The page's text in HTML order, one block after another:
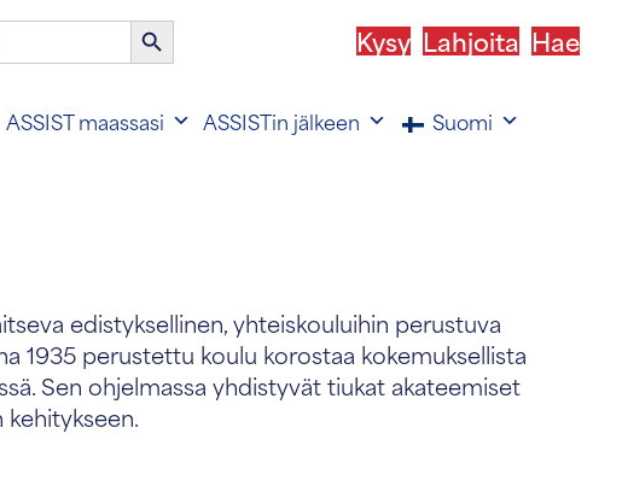
Haku-
painike
Kysy Lahjoita Hae
ASSIST maassasi ASSISTin jälkeen Suomi
edistyksellinen, yhteiskouluihin perustuva
1935 perustettu koulu korostaa kokemuksellista
Sen ohjelmassa yhdistyvät tiukat akateemiset